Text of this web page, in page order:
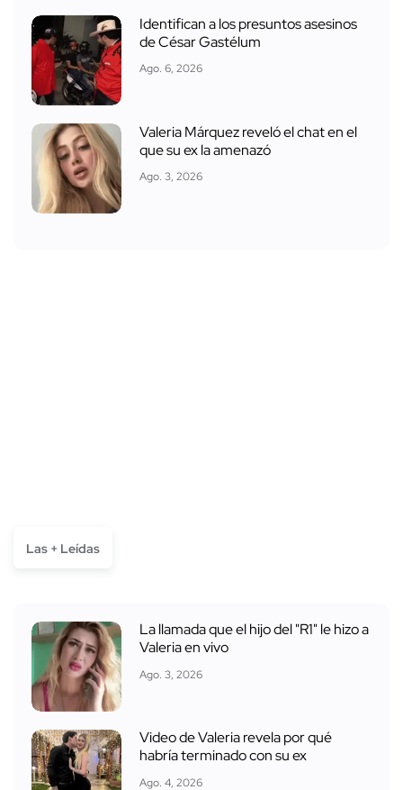
Identifican a los presuntos asesinos
de César Gastélum
Ago. 6, 2026
Valeria Márquez reveló el chat en el
que su ex la amenazó
Ago. 3, 2026
Las + Leídas
La llamada que el hijo del "R1" le hizo a
Valeria en vivo
Ago. 3, 2026
Video de Valeria revela por qué
habría terminado con su ex
Ago. 4, 2026